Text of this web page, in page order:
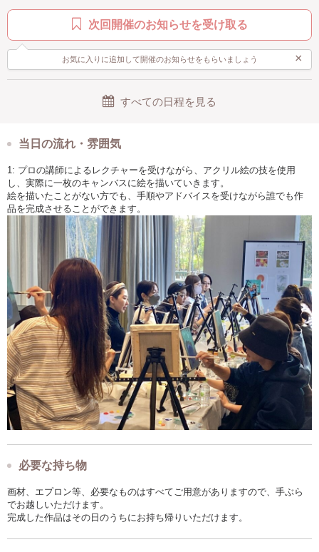
次回開催のお知らせを受け取る
お気に入りに追加して開催のお知らせをもらいましょう ×
すべての日程を見る
当日の流れ・雰囲気
1: プロの講師によるレクチャーを受けながら、アクリル絵の技を使用
し、実際に一枚のキャンバスに絵を描いていきます。
絵を描いたことがない方でも、手順やアドバイスを受けながら誰でも作
品を完成させることができます。
必要な持ち物
画材、エプロン等、必要なものはすべてご用意がありますので、手ぶら
でお越しいただけます。
完成した作品はその日のうちにお持ち帰りいただけます。